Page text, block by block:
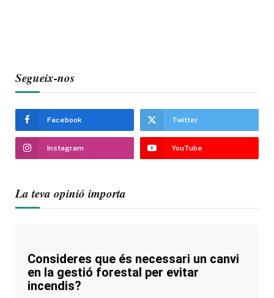
Segueix-nos
Facebook Twitter
Instagram YouTube
La teva opinió importa
Consideres que és necessari un canvi
en la gestió forestal per evitar
incendis?